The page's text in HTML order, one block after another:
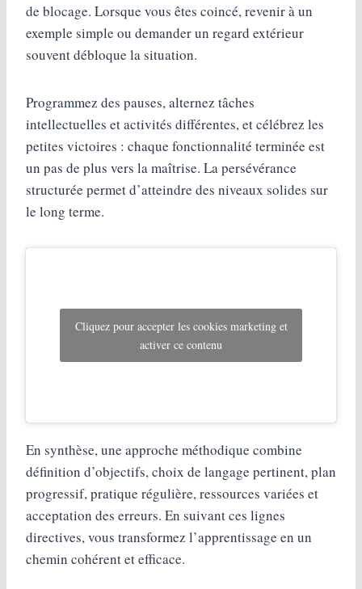
de blocage. Lorsque vous êtes coincé, revenir à un
exemple simple ou demander un regard extérieur
souvent débloque la situation.
Programmez des pauses, alternez tâches
intellectuelles et activités différentes, et célébrez les
petites victoires : chaque fonctionnalité terminée est
un pas de plus vers la maîtrise. La persévérance
structurée permet d’atteindre des niveaux solides sur
le long terme.
Cliquez pour accepter les cookies marketing et
activer ce contenu
En synthèse, une approche méthodique combine
définition d’objectifs, choix de langage pertinent, plan
progressif, pratique régulière, ressources variées et
acceptation des erreurs. En suivant ces lignes
directives, vous transformez l’apprentissage en un
chemin cohérent et efficace.